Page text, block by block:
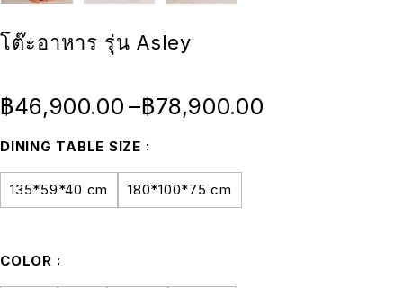
โต๊ะอาหาร รุ่น Asley
฿46,900.00 –฿78,900.00
DINING TABLE SIZE
135*59*40 cm 180*100*75 cm
COLOR